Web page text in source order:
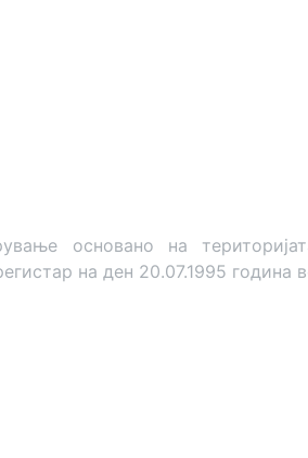
основано на
на ден 20.07.1995 година